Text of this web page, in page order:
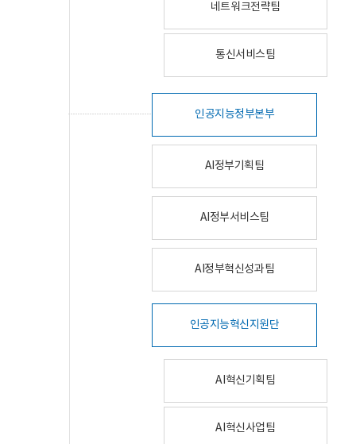
네트워크전략팀
통신서비스팀
인공지능정부본부
AI정부기획팀
AI정부서비스팀
AI정부혁신성과팀
인공지능혁신지원단
AI혁신기획팀
AI혁신사업팀